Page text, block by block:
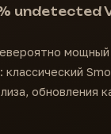
undetected
классический
обновления